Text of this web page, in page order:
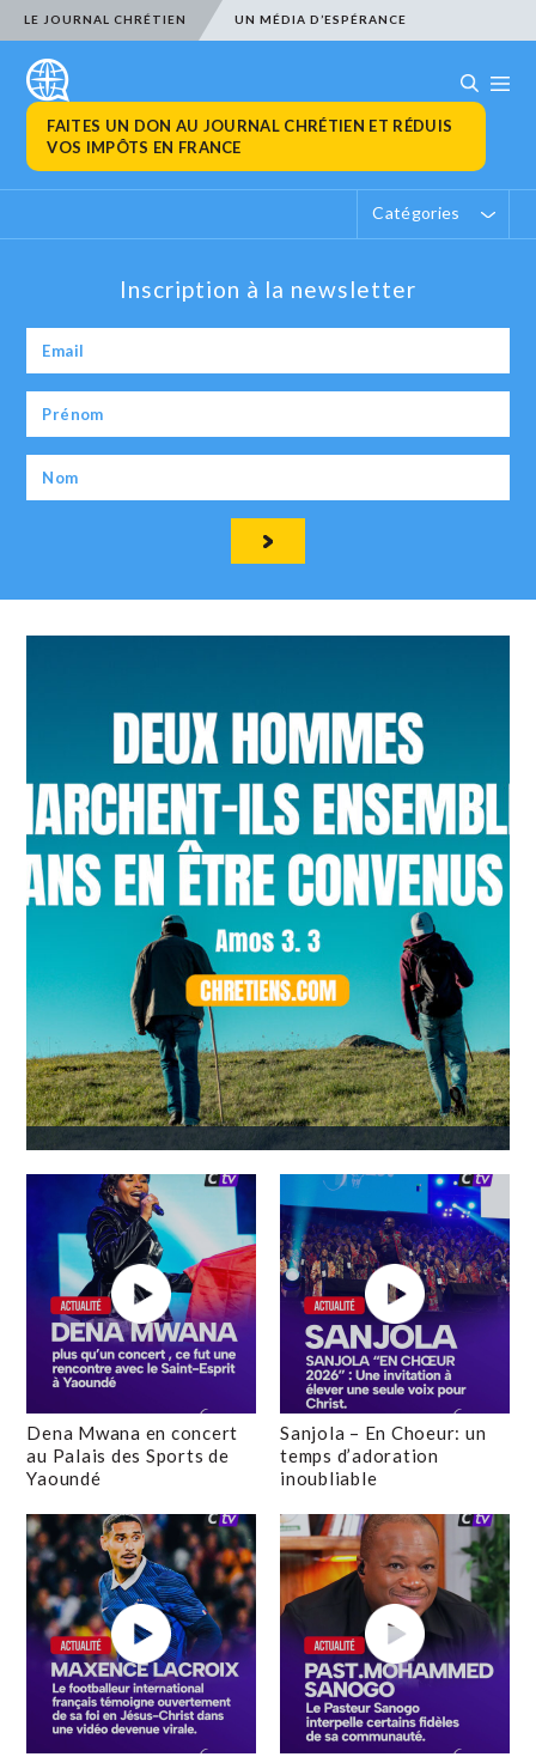
LE JOURNAL CHRÉTIEN UN MÉDIA D’ESPÉRANCE
FAITES UN DON AU JOURNAL CHRÉTIEN ET RÉDUIS
VOS IMPÔTS EN FRANCE
Catégories
Inscription à la newsletter
Dena Mwana en concert
au Palais des Sports de
Yaoundé
Sanjola – En Choeur: un
temps d’adoration
inoubliable